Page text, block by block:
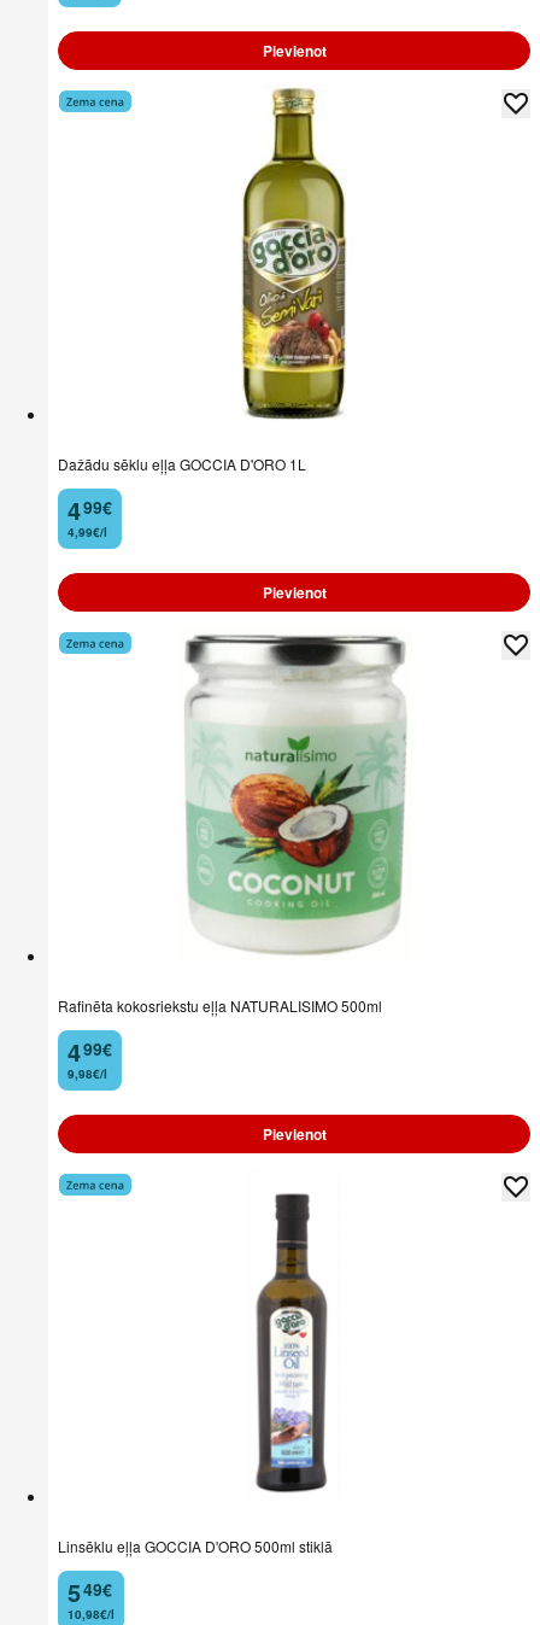
Pievienot
Dažādu sēklu eļļa GOCCIA D'ORO 1L
4
. 99€
4,99€/l
Pievienot
Rafinēta kokosriekstu eļļa NATURALISIMO 500ml
4
. 99€
9,98€/l
Pievienot
Linsēklu eļļa GOCCIA D'ORO 500ml stiklā
5
. 49€
10,98€/l